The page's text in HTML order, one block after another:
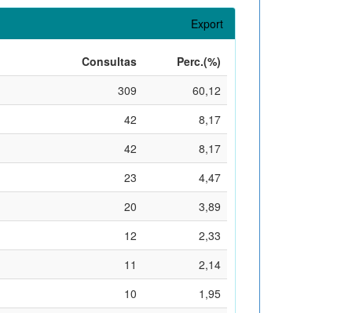
Export
Consultas
Perc.(%)
309
60,12
42
8,17
42
8,17
23
4,47
20
3,89
12
2,33
11
2,14
10
1,95